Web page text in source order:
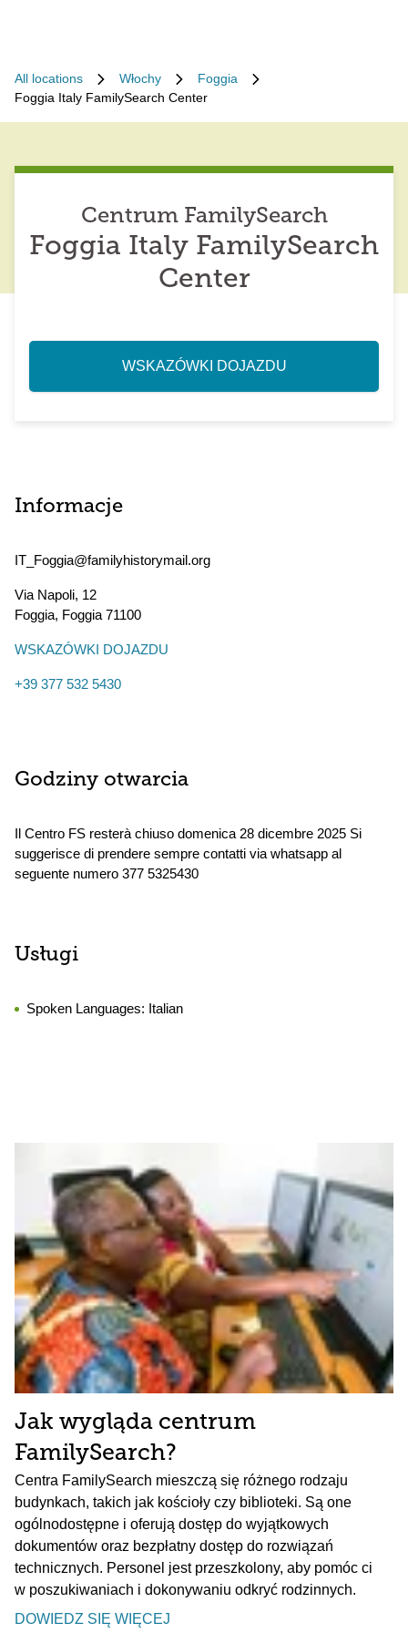
All locations Włochy
Foggia
Foggia Italy FamilySearch Center
Centrum FamilySearch
Foggia Italy FamilySearch
Center
WSKAZÓWKI DOJAZDU
Informacje
IT_Foggia@familyhistorymail.org
Via Napoli, 12
Foggia, Foggia 71100
WSKAZÓWKI DOJAZDU
+39 377 532 5430
Godziny otwarcia
Il Centro FS resterà chiuso domenica 28 dicembre 2025 Si
suggerisce di prendere sempre contatti via whatsapp al
seguente numero 377 5325430
Usługi
Spoken Languages: Italian
Jak wygląda centrum
FamilySearch?
Centra FamilySearch mieszczą się różnego rodzaju
budynkach, takich jak kościoły czy biblioteki. Są one
ogólnodostępne i oferują dostęp do wyjątkowych
dokumentów oraz bezpłatny dostęp do rozwiązań
technicznych. Personel jest przeszkolony, aby pomóc ci
w poszukiwaniach i dokonywaniu odkryć rodzinnych.
DOWIEDZ SIĘ WIĘCEJ